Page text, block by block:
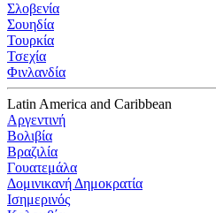
Σλοβενία
Σουηδία
Τουρκία
Τσεχία
Φινλανδία
Latin America and Caribbean
Αργεντινή
Βολιβία
Βραζιλία
Γουατεμάλα
Δομινικανή Δημοκρατία
Ισημερινός